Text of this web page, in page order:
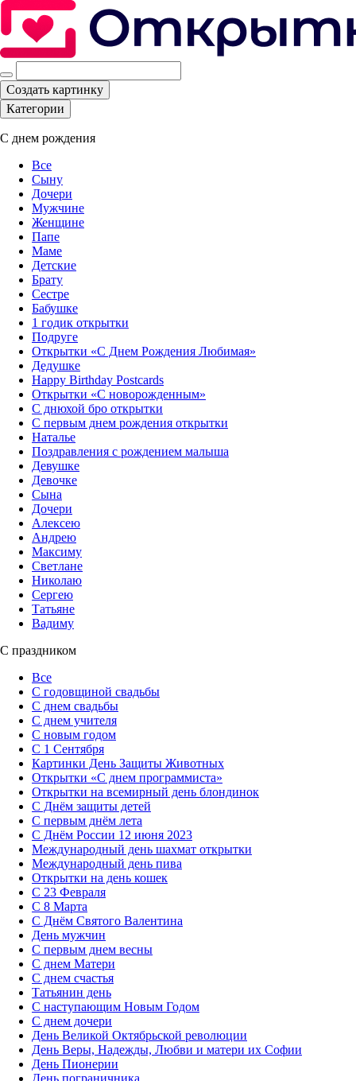
Создать картинку
Категории
С днем рождения
Все
Сыну
Дочери
Мужчине
Женщине
Папе
Маме
Детские
Брату
Сестре
Бабушке
1 годик открытки
Подруге
Открытки «С Днем Рождения Любимая»‎
Дедушке
Happy Birthday Postcards
Открытки «‎С новорожденным»
С днюхой бро открытки
С первым днем рождения открытки
Наталье
Поздравления с рождением малыша
Девушке
Девочке
Сына
Дочери
Алексею
Андрею
Максиму
Светлане
Николаю
Сергею
Татьяне
Вадиму
С праздником
Все
С годовщиной свадьбы
С днем свадьбы
С днем учителя
С новым годом
С 1 Сентября
Картинки День Защиты Животных
Открытки «‎С днем программиста»‎
Открытки на всемирный день блондинок
С Днём защиты детей
С первым днём лета
С Днём России 12 июня 2023
Международный день шахмат открытки
Международный день пива
Открытки на день кошек
С 23 Февраля
С 8 Марта
С Днём Святого Валентина
День мужчин
С первым днем весны
С днем Матери
C днем счастья
Татьянин день
C наступающим Новым Годом
C днем дочери
День Великой Октябрьской революции
День Веры, Надежды, Любви и матери их Софии
День Пионерии
День пограничника